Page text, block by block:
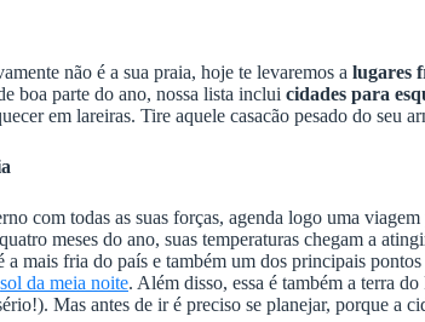
não é a sua praia, hoje te levaremos a lugares
boa parte do ano, nossa lista inclui cidades para
em lareiras. Tire aquele casacão pesado do seu
com todas as suas forças, agenda logo uma
meses do ano, suas temperaturas chegam a
a mais fria do país e também um dos principais
sol da meia noite. Além disso, essa é também a terra
Mas antes de ir é preciso se planejar, porque a